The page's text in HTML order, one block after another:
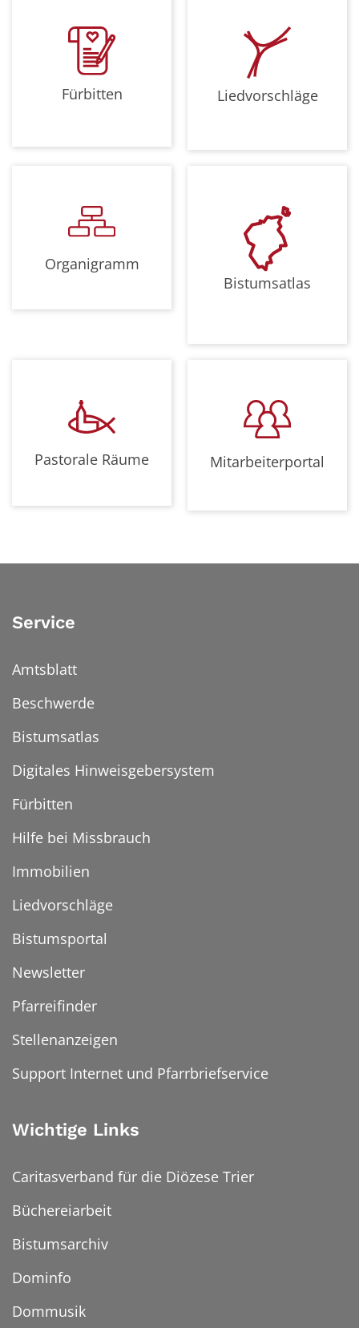
Fürbitten Liedvorschläge
Organigramm
Bistumsatlas
Pastorale Räume Mitarbeiterportal
Service
Amtsblatt
Beschwerde
Bistumsatlas
Digitales Hinweisgebersystem
Fürbitten
Hilfe bei Missbrauch
Immobilien
Liedvorschläge
Bistumsportal
Newsletter
Pfarreifinder
Stellenanzeigen
Support Internet und Pfarrbriefservice
Wichtige Links
Caritasverband für die Diözese Trier
Büchereiarbeit
Bistumsarchiv
Dominfo
Dommusik